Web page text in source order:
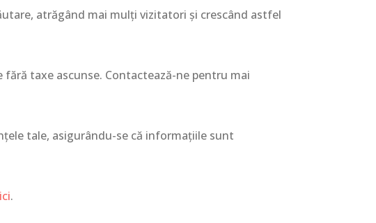
atrăgând mai mulți vizitatori și crescând astfel
taxe ascunse. Contactează-ne pentru mai
tale, asigurându-se că informațiile sunt
.